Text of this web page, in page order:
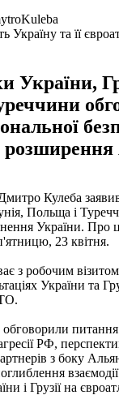
та її
України,
розширення
Кулеба
Польща і
України. Про
23 квітня.
з робочим
України та
питання
РФ,
з боку
і Грузії на